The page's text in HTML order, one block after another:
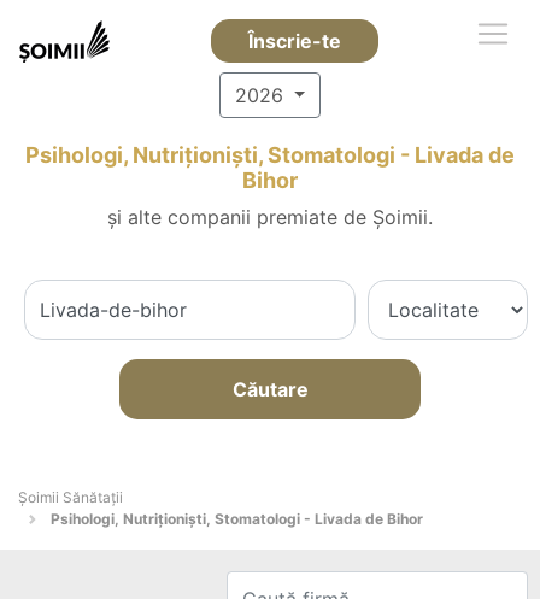
Înscrie-te
2026
Psihologi, Nutriționiști, Stomatologi - Livada de
Bihor
și alte companii premiate de Șoimii.
Căutare
Şoimii Sănătații
Psihologi, Nutriționiști, Stomatologi - Livada de Bihor